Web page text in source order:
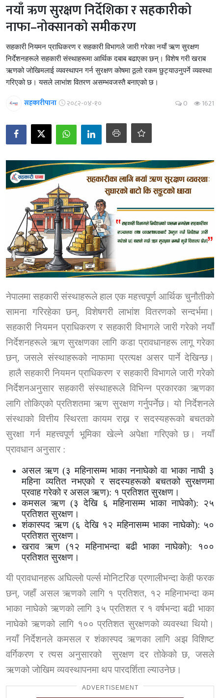
नयाँ ऋण सुरक्षण निर्देशिका र सहकारीको
नाफा–नोक्सानको समीकरण
सहकारी नियमन प्राधिकरण र सहकारी विभागले जारी गरेका नयाँ ऋण सुरक्षण
निर्देशनहरूले सहकारी संस्थाहरूमा आर्थिक दबाब बढाएका छन्। विशेष गरी खराब
ऋणको जोखिमलाई व्यवस्थापन गर्न सुरक्षण कोषमा ठूलो रकम छुट्याउनुपर्ने व्यवस्था
गरिएको छ। यसले लाभांश वितरण असम्भवजस्तै बनाएको छ।
सहकारीपाना २०८२-०४-१० 0 1621
नेपालमा सहकारी संस्थाहरूले हाल एक महत्त्वपूर्ण आर्थिक चुनौतीको
सामना गरिरहेका छन्, विशेषगरी लाभांश वितरणको सन्दर्भमा।
सहकारी नियमन प्राधिकरण र सहकारी विभागले जारी गरेको नयाँ
निर्देशनहरूले ऋण सुरक्षणका लागि कडा प्रावधानहरू लागू गरेका
छन्,जसले संस्थाहरूको नाफामा प्रत्यक्ष असर पार्ने देखिन्छ।
हालै सहकारी नियमन प्राधिकरण र सहकारी विभागले जारी गरेको
निर्देशनअनुसार सहकारी संस्थाहरूले विभिन्न प्रकारका ऋणका
लागि तोकिएको प्रतिशतमा ऋण सुरक्षण गर्नुपर्नेछ। यो निर्देशनले
संस्थाको वित्तीय स्थिरता कायम राख्न र सदस्यहरूको बचतको
सुरक्षा गर्न महत्त्वपूर्ण भूमिका खेल्ने अपेक्षा गरिएको छ। नयाँ
प्रावधान अनुसार :
असल ऋण (३ महिनासम्म भाका ननाघेको वा भाका नाघी ३
महिना व्यतित नभएको र सदस्यहरूको बचतको सुरक्षणमा
प्रवाह गरेको र असल ऋण): १ प्रतिशत सुरक्षण।
कमसल ऋण (३ देखि ६ महिनासम्म भाका नाघेको):
२५
प्रतिशत सुरक्षण।
शंकास्पद ऋण (६ देखि १२ महिनासम्म भाका नाघेको): ५०
प्रतिशत सुरक्षण।
खराव ऋण (१२ महिनाभन्दा बढी भाका नाघेको):
१००
प्रतिशत सुरक्षण।
यी प्रावधानहरू अघिल्लो पर्ल्स मोनिटरिङ प्रणालीभन्दा केही फरक
छन्,जहाँ असल ऋणको लागि १ प्रतिशत, १२ महिनाभन्दा कम
भाका नाघेको ऋणको लागि ३५ प्रतिशत र १ वर्षभन्दा बढी भाका
नाघेको ऋणको लागि १०० प्रतिशत सुरक्षणको व्यवस्था थियो।
नयाँ निर्देशनले कमसल र शंकास्पद ऋणका लागि अझ विशिष्ट
वर्गिकरण र त्यस अनुसारको
सुरक्षण दर तोकेको छ,जसले
ऋणको जोखिम व्यवस्थापनमा थप पारदर्शिता ल्याउनेछ।
ADVERTISEMENT